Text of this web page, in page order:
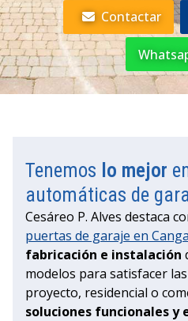
Contactar
Tenemos lo mejor
automáticas de
Cesáreo P. Alves destaca
puertas de garaje en
fabricación e instalación
modelos para satisfacer
proyecto, residencial o
soluciones funcionales y